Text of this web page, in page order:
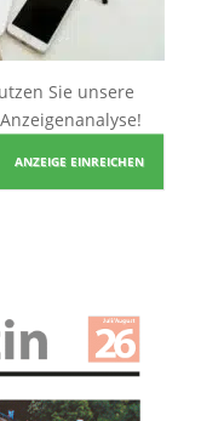
Sie unsere
ANZEIGE EINREICHEN